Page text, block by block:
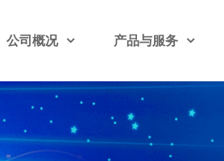
公司概况 产品与服务